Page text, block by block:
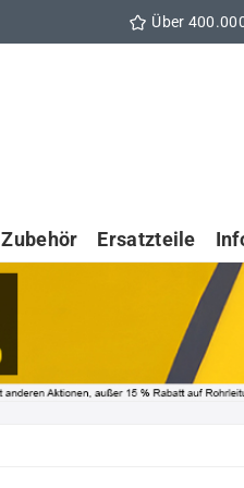
Über
Zubehör Ersatzteile